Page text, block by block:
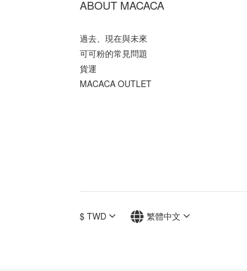
ABOUT MACACA
過去、現在與未來
可可粉的常見問題
貨運
MACACA OUTLET
$ TWD 繁體中文